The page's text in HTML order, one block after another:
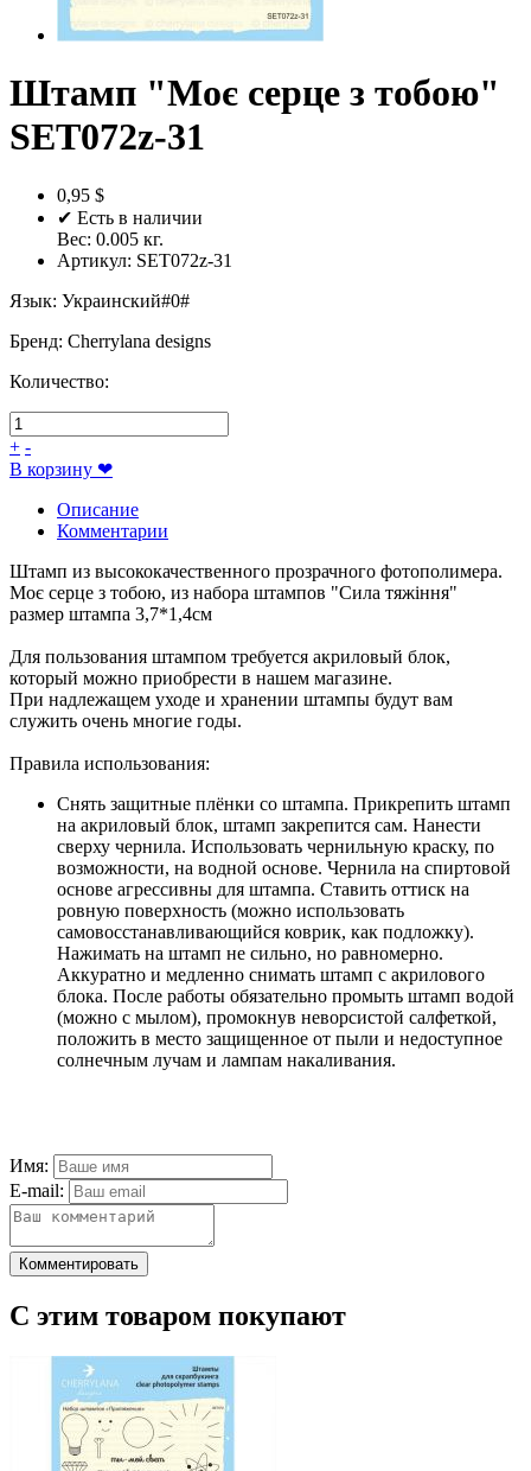
Штамп "Моє серце з тобою"
SET072z-31
0,95 $
✔ Есть в наличии
Вес: 0.005 кг.
Артикул: SET072z-31
Язык: Украинский#0#
Бренд: Cherrylana designs
Количество:
+ -
В корзину ❤
Описание
Комментарии
Штамп из высококачественного прозрачного фотополимера.
Моє серце з тобою, из набора штампов "Сила тяжіння"
размер штампа 3,7*1,4см
Для пользования штампом требуется акриловый блок,
который можно приобрести в нашем магазине.
При надлежащем уходе и хранении штампы будут вам
служить очень многие годы.
Правила использования:
Снять защитные плёнки со штампа. Прикрепить штамп
на акриловый блок, штамп закрепится сам. Нанести
сверху чернила. Использовать чернильную краску, по
возможности, на водной основе. Чернила на спиртовой
основе агрессивны для штампа. Ставить оттиск на
ровную поверхность (можно использовать
самовосстанавливающийся коврик, как подложку).
Нажимать на штамп не сильно, но равномерно.
Аккуратно и медленно снимать штамп с акрилового
блока. После работы обязательно промыть штамп водой
(можно с мылом), промокнув неворсистой салфеткой,
положить в место защищенное от пыли и недоступное
солнечным лучам и лампам накаливания.
Имя:
E-mail:
Комментировать
С этим товаром покупают